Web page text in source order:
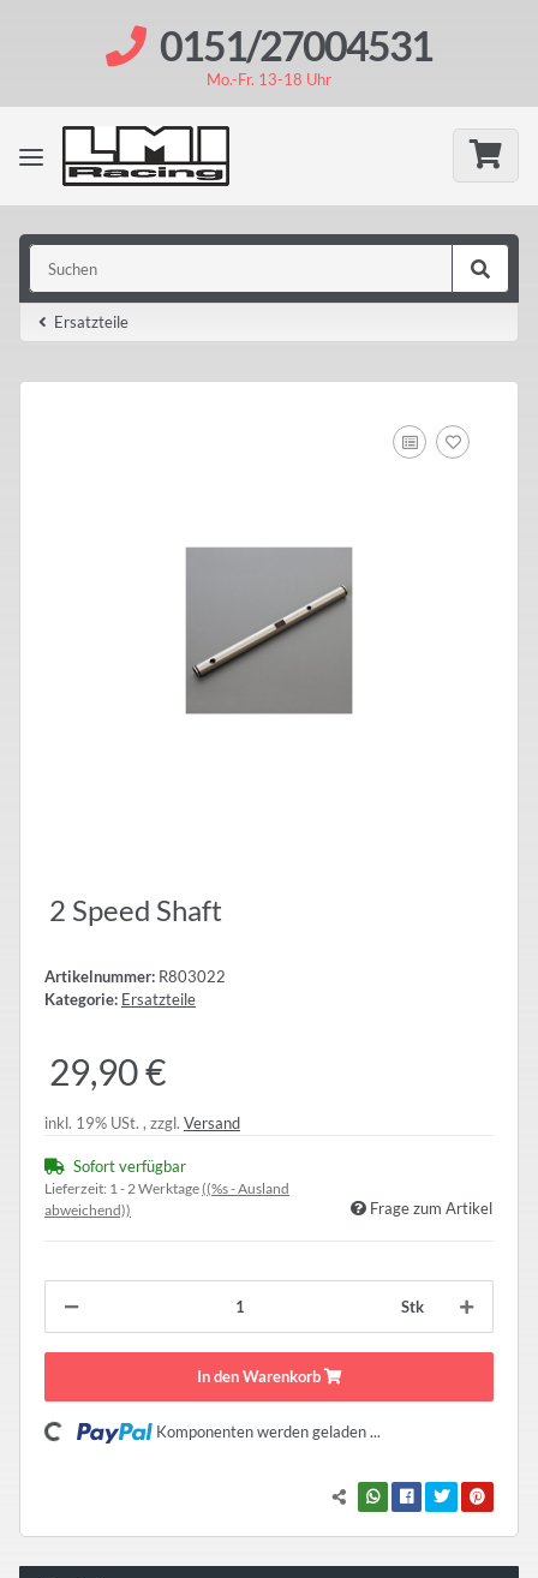
0151/27004531
Mo.-Fr. 13-18 Uhr
Ersatzteile
2 Speed Shaft
Artikelnummer: R803022
Kategorie: Ersatzteile
29,90 €
inkl. 19% USt. , zzgl. Versand
Sofort verfügbar
Lieferzeit: 1 - 2 Werktage((%s - Ausland
abweichend))
Frage zum Artikel
Stk
In den Warenkorb
Loading... Komponenten werden geladen ...